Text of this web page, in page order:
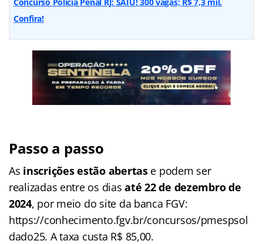
Confira!
Passo a passo
As inscrições estão abertas e podem ser
realizadas entre os diasaté 22 de dezembro de
2024, por meio do site da banca FGV:
https://conhecimento.fgv.br/concursos/pmespsol
dado25. A taxa custa R$ 85,00.